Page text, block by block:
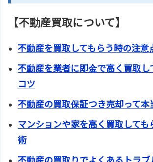
【不動産買取について】
不動産を買取してもらう時の注意
不動産を業者に即金で高く買取し
コツ
不動産の買取保証つき売却って本
マンションや家を高く買取しても
術